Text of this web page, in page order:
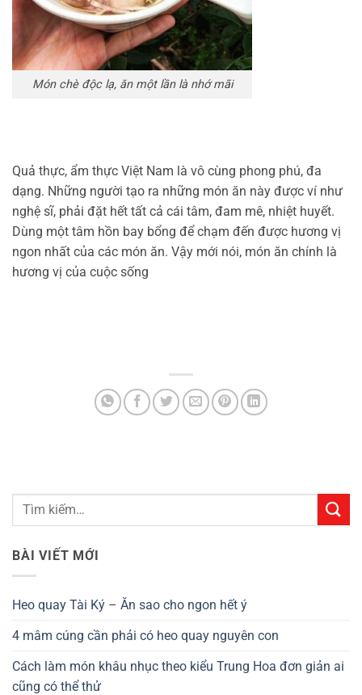
Món chè độc lạ, ăn một lần là nhớ mãi
Quả thực, ẩm thực Việt Nam là vô cùng phong phú, đa
dạng. Những người tạo ra những món ăn này được ví như
nghệ sĩ, phải đặt hết tất cả cái tâm, đam mê, nhiệt huyết.
Dùng một tâm hồn bay bổng để chạm đến được hương vị
ngon nhất của các món ăn. Vậy mới nói, món ăn chính là
hương vị của cuộc sống
BÀI VIẾT MỚI
Heo quay Tài Ký – Ăn sao cho ngon hết ý
4 mâm cúng cần phải có heo quay nguyên con
Cách làm món khâu nhục theo kiểu Trung Hoa đơn giản ai
cũng có thể thử